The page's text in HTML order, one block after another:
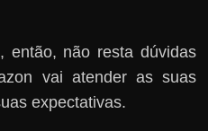
então, não resta dúvidas
vai atender as suas
expectativas.